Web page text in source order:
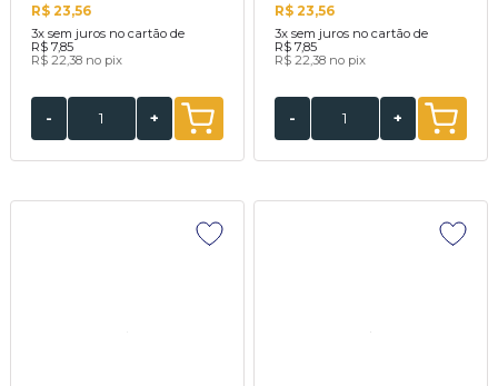
R$ 23,56
3x sem juros no cartão de
R$ 7,85
R$ 22,38 no pix
- +
R$ 23,56
3x sem juros no cartão de
R$ 7,85
R$ 22,38 no pix
- +